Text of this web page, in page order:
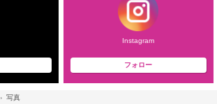
Instagram
フォロー
写真